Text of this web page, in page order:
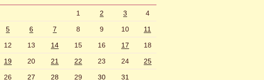
1 2 3 4
5 6 7 8 9 10 11
12 13 14 15 16 17 18
19 20 21 22 23 24 25
26 27 28 29 30 31